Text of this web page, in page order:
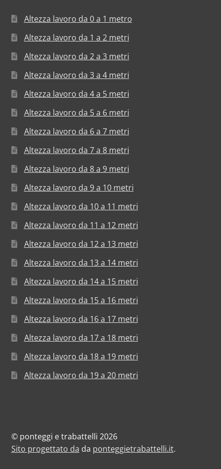
Altezza lavoro da 0 a 1 metro
Altezza lavoro da 1 a 2 metri
Altezza lavoro da 2 a 3 metri
Altezza lavoro da 3 a 4 metri
Altezza lavoro da 4 a 5 metri
Altezza lavoro da 5 a 6 metri
Altezza lavoro da 6 a 7 metri
Altezza lavoro da 7 a 8 metri
Altezza lavoro da 8 a 9 metri
Altezza lavoro da 9 a 10 metri
Altezza lavoro da 10 a 11 metri
Altezza lavoro da 11 a 12 metri
Altezza lavoro da 12 a 13 metri
Altezza lavoro da 13 a 14 metri
Altezza lavoro da 14 a 15 metri
Altezza lavoro da 15 a 16 metri
Altezza lavoro da 16 a 17 metri
Altezza lavoro da 17 a 18 metri
Altezza lavoro da 18 a 19 metri
Altezza lavoro da 19 a 20 metri
© ponteggi e trabattelli 2026
Sito progettato da da ponteggietrabattelli.it.